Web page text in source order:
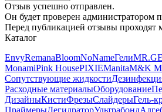
Отзыв успешно отправлен.
Он будет проверен администратором
Перед публикацией отзывы проходят
Каталог
EnvyRemanaBloomNoNameГели
MonamiPink HousePIXIEManitaM&K
Сопутствующие жидкости
Расходные материалыОборудование
ДизайныКистиФрезыСлайдерыГель-
ПраймерыДегидраторУльтрабонд